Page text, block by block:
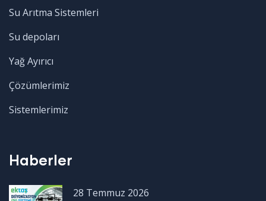
Su Arıtma Sistemleri
Su depoları
Yağ Ayırıcı
Çözümlerimiz
Sistemlerimiz
Haberler
28 Temmuz 2026